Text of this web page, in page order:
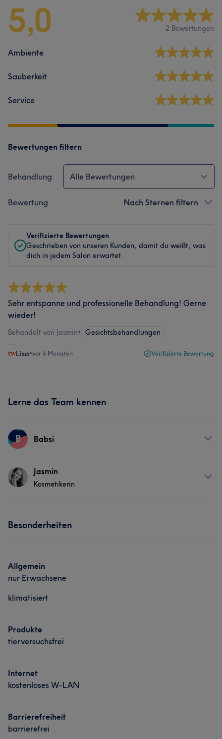
5,0 2 Bewertungen
Ambiente
Sauberkeit
Service
Bewertungen filtern
Behandlung Alle Bewertungen
Bewertung Nach Sternen filtern
Verifizierte Bewertungen
Geschrieben von unseren Kunden, damit du weißt, was
dich in jedem Salon erwartet.
Sehr entspanne und professionelle Behandlung! Gerne
wieder!
Behandelt von Jasmin• Gesichtsbehandlungen
Lisa•vor 6 Monaten Verifizierte Bewertung
Lerne das Team kennen
B Babsi
ServicesJasmin
Kosmetikerin
Mein Name ist Jasmin Pfann und ich bin die Inhaberin
Services
Besonderheiten
Allgemein
nur Erwachsene
klimatisiert
Produkte
tierversuchsfrei
Internet
kostenloses W-LAN
Barrierefreiheit
barrierefrei